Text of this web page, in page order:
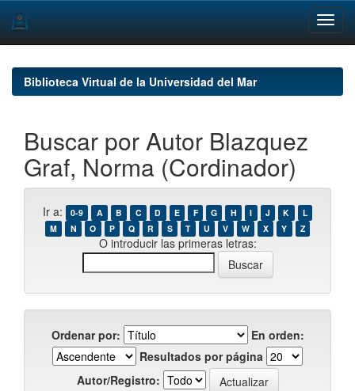
navigationBiblioteca Virtual de la Universidad del Mar
Buscar por Autor Blazquez
Graf, Norma (Cordinador)
Ir a: 0-9 A B C D E F G H I J K
L
M
N O P Q R S T U V W X Y Z
O introducir las primeras letras:
Ordenar por:
En orden:
Resultados por página
Autor/Registro: